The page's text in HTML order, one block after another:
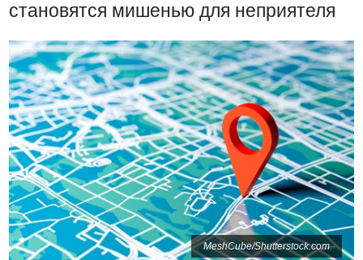
становятся мишенью для неприятеля
MeshCube/Shutterstock.com